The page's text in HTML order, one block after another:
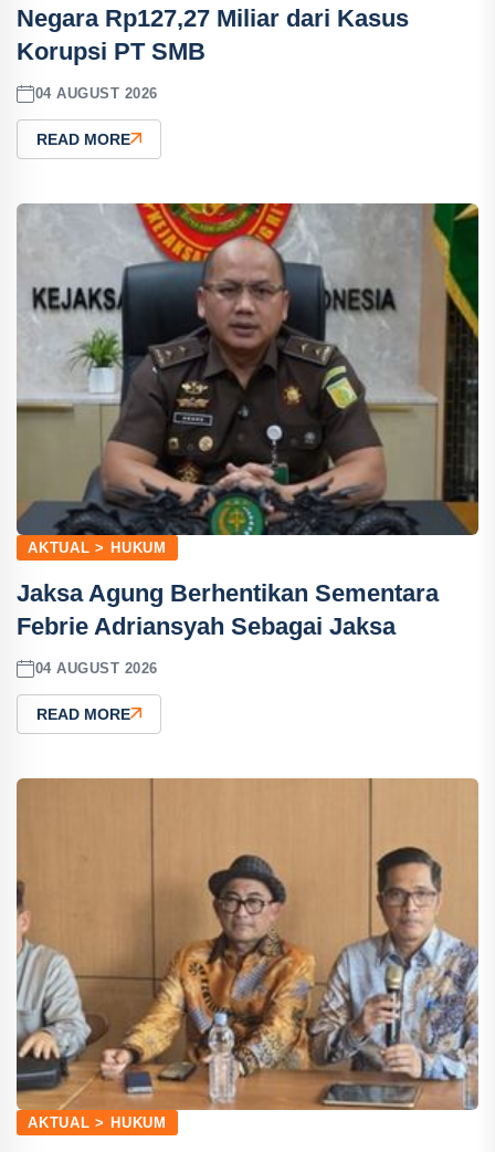
Negara Rp127,27 Miliar dari Kasus
Korupsi PT SMB
04 AUGUST 2026
READ MORE
AKTUAL > HUKUM
Jaksa Agung Berhentikan Sementara
Febrie Adriansyah Sebagai Jaksa
04 AUGUST 2026
READ MORE
AKTUAL > HUKUM